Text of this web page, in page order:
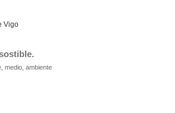
Vigo
medio, ambiente